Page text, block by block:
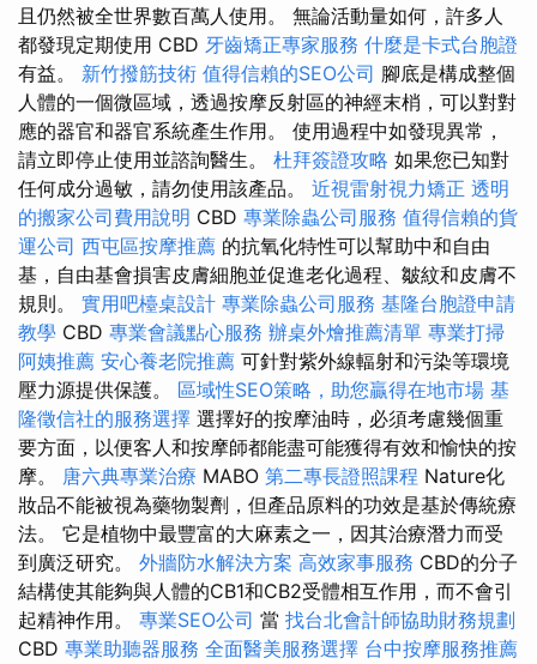
且仍然被全世界數百萬人使用。 無論活動量如何，許多人
都發現定期使用 CBD 牙齒矯正專家服務 什麼是卡式台胞證
有益。 新竹撥筋技術 值得信賴的SEO公司 腳底是構成整個
人體的一個微區域，透過按摩反射區的神經末梢，可以對對
應的器官和器官系統產生作用。 使用過程中如發現異常，
請立即停止使用並諮詢醫生。 杜拜簽證攻略 如果您已知對
任何成分過敏，請勿使用該產品。 近視雷射視力矯正 透明
的搬家公司費用說明 CBD 專業除蟲公司服務 值得信賴的貨
運公司 西屯區按摩推薦 的抗氧化特性可以幫助中和自由
基，自由基會損害皮膚細胞並促進老化過程、皺紋和皮膚不
規則。 實用吧檯桌設計 專業除蟲公司服務 基隆台胞證申請
教學 CBD 專業會議點心服務 辦桌外燴推薦清單 專業打掃
阿姨推薦 安心養老院推薦 可針對紫外線輻射和污染等環境
壓力源提供保護。 區域性SEO策略，助您贏得在地市場 基
隆徵信社的服務選擇 選擇好的按摩油時，必須考慮幾個重
要方面，以便客人和按摩師都能盡可能獲得有效和愉快的按
摩。 唐六典專業治療 MABO 第二專長證照課程 Nature化
妝品不能被視為藥物製劑，但產品原料的功效是基於傳統療
法。 它是植物中最豐富的大麻素之一，因其治療潛力而受
到廣泛研究。 外牆防水解決方案 高效家事服務 CBD的分子
結構使其能夠與人體的CB1和CB2受體相互作用，而不會引
起精神作用。 專業SEO公司 當 找台北會計師協助財務規劃
CBD 專業助聽器服務 全面醫美服務選擇 台中按摩服務推薦